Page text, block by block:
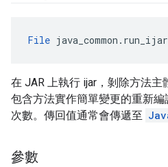
File
在 JAR 上執行 ijar，剝除方法
包含方法實作簡單變更的重新
次數。傳回值通常會傳遞至
參數